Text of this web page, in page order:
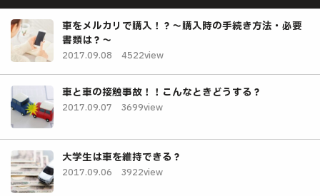
車をメルカリで購入！？～購入時の手続き方法・必要
書類は？～
2017.09.08 4522view
車と車の接触事故！！こんなときどうする？
2017.09.07 3699view
大学生は車を維持できる？
2017.09.06 3922view